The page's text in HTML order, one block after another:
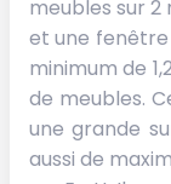
meubles sur
et une
minimum de
de meubles.
une grande
aussi de